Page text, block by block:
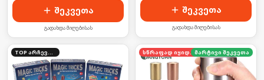
შეკვეთა
გადახდა მიღებისას
შეკვეთა
გადახდა მიღებისას
სწრაფად იყიდებამარტივი შეკვეთა